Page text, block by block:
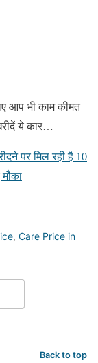
आप भी काम कीमत
ये कार…
पर मिल रही है 10
, Care Price in
Back to top